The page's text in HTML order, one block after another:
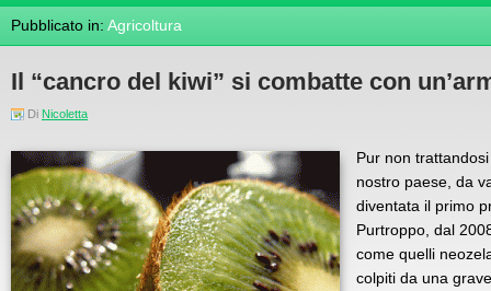
Pubblicato in: Agricoltura
Il “cancro del kiwi” si combatte con
Di Nicoletta
Pur non
nostro paese, da
diventata il primo
Purtroppo, dal
come quelli
colpiti da una